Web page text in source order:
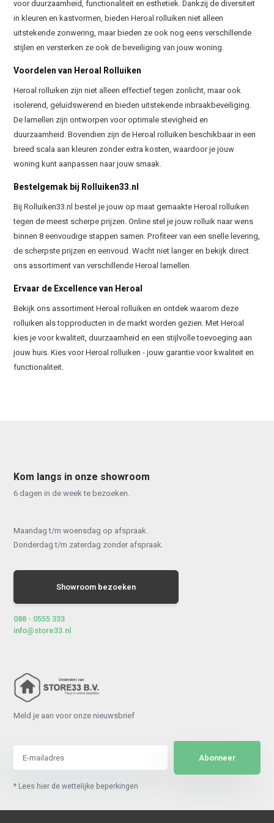
voor duurzaamheid, functionaliteit en esthetiek. Dankzij de diversiteit
in kleuren en kastvormen, bieden Heroal rolluiken niet alleen
uitstekende zonwering, maar bieden ze ook nog eens verschillende
stijlen en versterken ze ook de beveiliging van jouw woning.
Voordelen van Heroal Rolluiken
Heroal rolluiken zijn niet alleen effectief tegen zonlicht, maar ook
isolerend, geluidswerend en bieden uitstekende inbraakbeveiliging.
De lamellen zijn ontworpen voor optimale stevigheid en
duurzaamheid. Bovendien zijn de Heroal rolluiken beschikbaar in een
breed scala aan kleuren zonder extra kosten, waardoor je jouw
woning kunt aanpassen naar jouw smaak.
Bestelgemak bij Rolluiken33.nl
Bij Rolluiken33.nl bestel je jouw op maat gemaakte Heroal rolluiken
tegen de meest scherpe prijzen. Online stel je jouw rolluik naar wens
binnen 8 eenvoudige stappen samen. Profiteer van een snelle levering,
de scherpste prijzen en eenvoud. Wacht niet langer en bekijk direct
ons assortiment van verschillende Heroal lamellen.
Ervaar de Excellence van Heroal
Bekijk ons assortiment Heroal rolluiken en ontdek waarom deze
rolluiken als topproducten in de markt worden gezien. Met Heroal
kies je voor kwaliteit, duurzaamheid en een stijlvolle toevoeging aan
jouw huis. Kies voor Heroal rolluiken - jouw garantie voor kwaliteit en
functionaliteit.
Kom langs in onze showroom
6 dagen in de week te bezoeken.
Maandag t/m woensdag op afspraak.
Donderdag t/m zaterdag zonder afspraak.
Showroom bezoeken
088 - 0555 333
info@store33.nl
Meld je aan voor onze nieuwsbrief
Abonneer
* Lees hier de wettelijke beperkingen